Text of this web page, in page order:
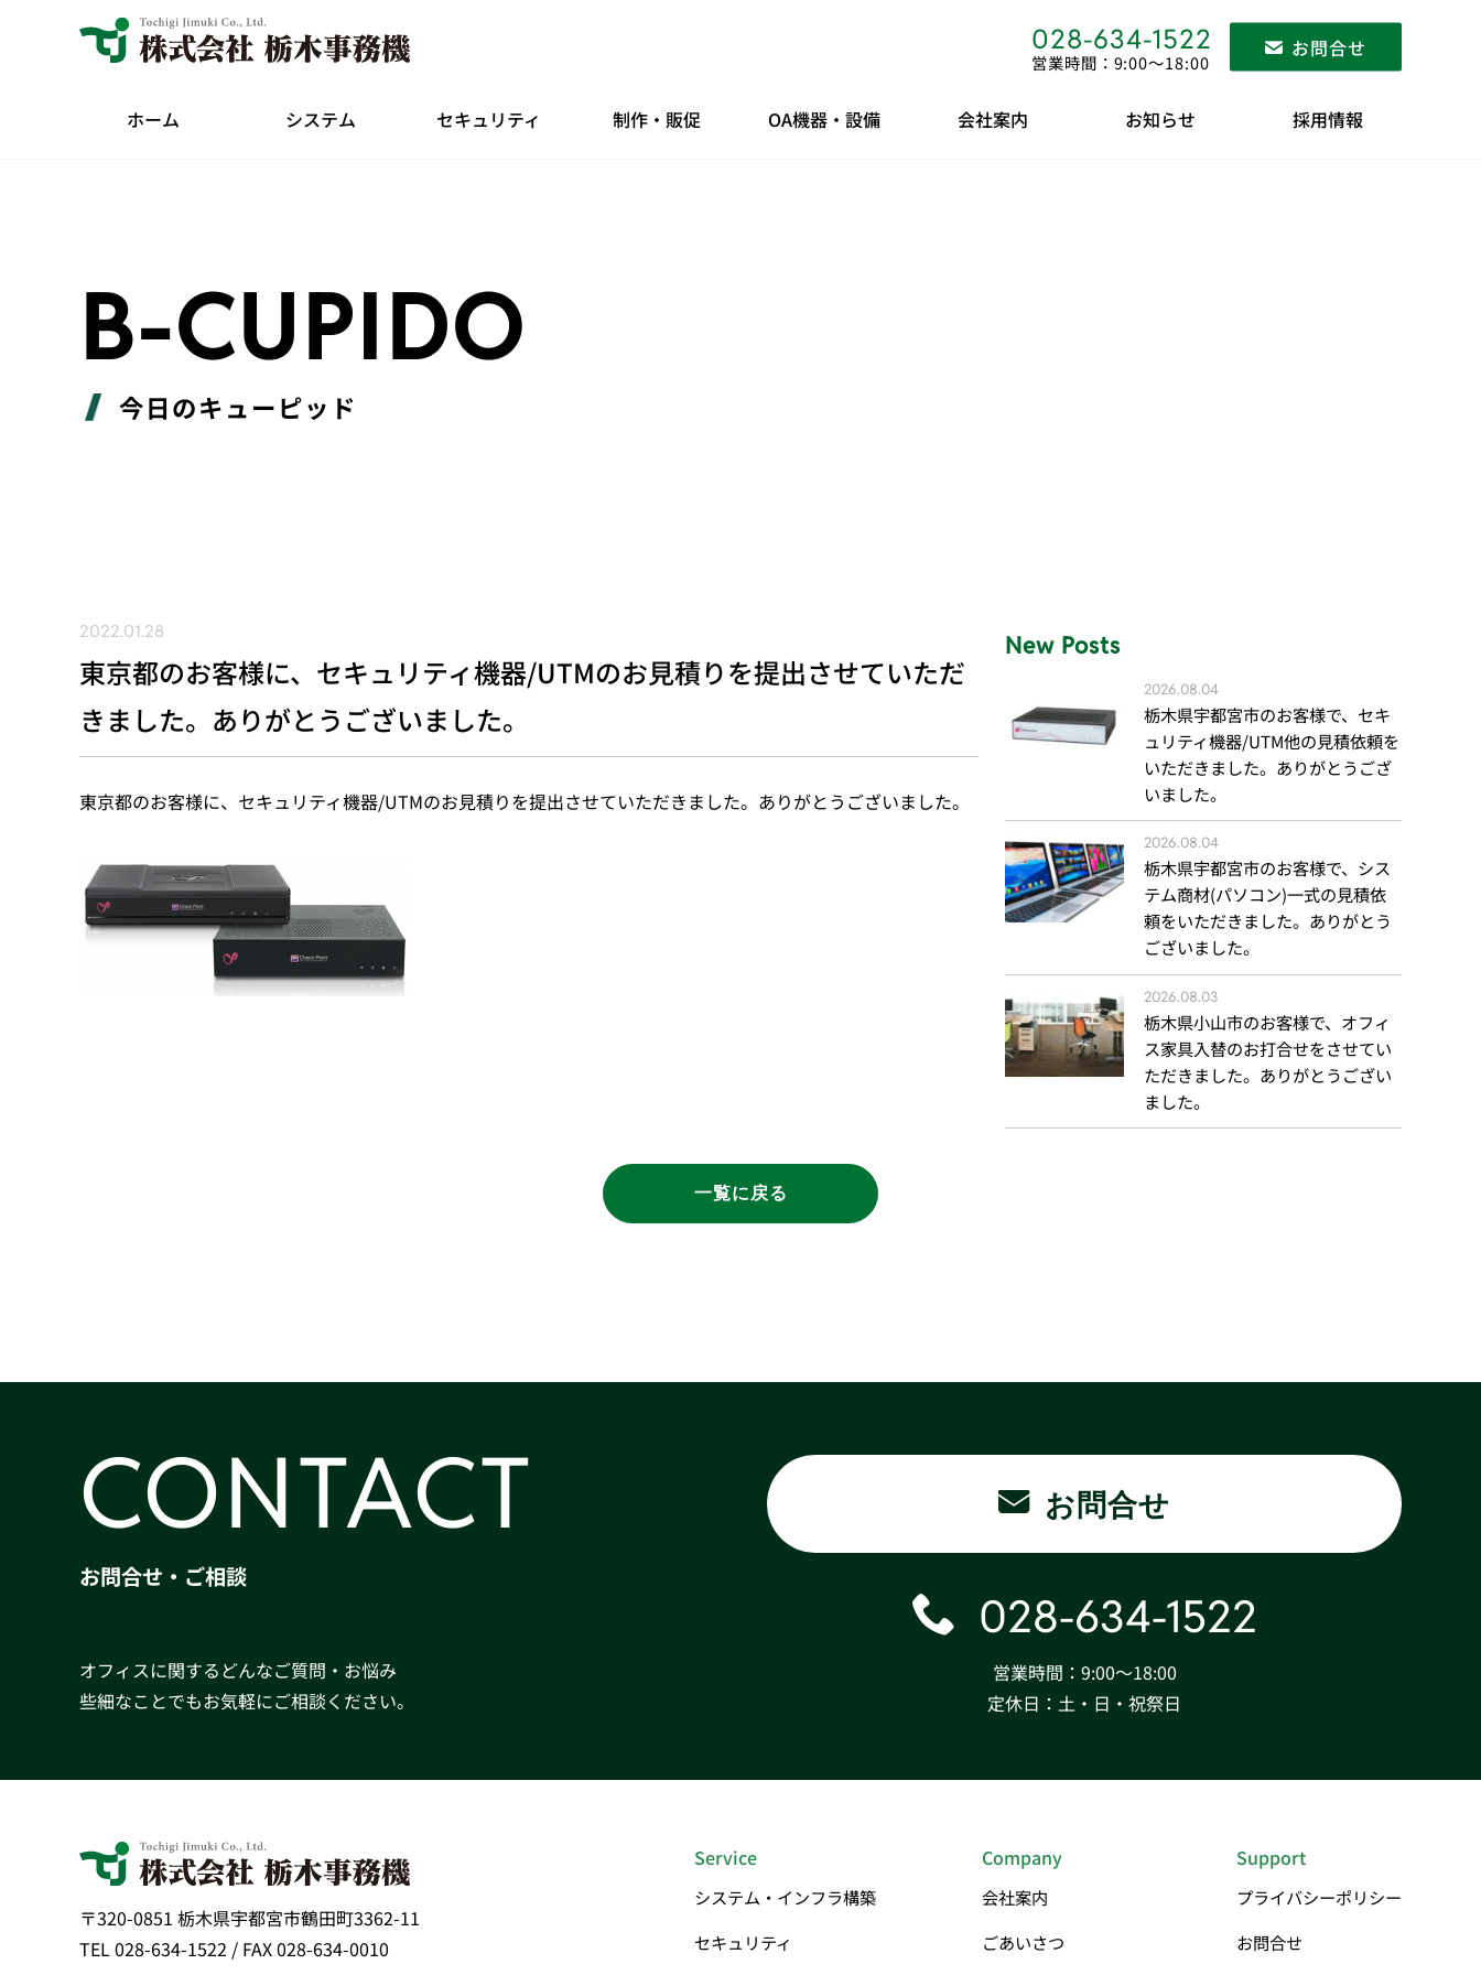
028-634-1522
営業時間：9:00〜18:00
お問合せ
ホーム システム セキュリティ 制作・販促 OA機器・設備 会社案内 お知らせ 採用情報
B-CUPIDO
今日のキューピッド
2022.01.28
東京都のお客様に、セキュリティ機器/UTMのお見積りを提出させていただ
きました。ありがとうございました。
東京都のお客様に、セキュリティ機器/UTMのお見積りを提出させていただきました。ありがとうございました。
New Posts
2026.08.04
栃木県宇都宮市のお客様で、セキ
ュリティ機器/UTM他の見積依頼を
いただきました。ありがとうござ
いました。
2026.08.04
栃木県宇都宮市のお客様で、シス
テム商材(パソコン)一式の見積依
頼をいただきました。ありがとう
ございました。
2026.08.03
栃木県小山市のお客様で、オフィ
ス家具入替のお打合せをさせてい
ただきました。ありがとうござい
ました。
一覧に戻る
CONTACT
お問合せ・ご相談
オフィスに関するどんなご質問・お悩み
些細なことでもお気軽にご相談ください。
お問合せ
028-634-1522
営業時間：9:00〜18:00
定休日：土・日・祝祭日
〒320-0851 栃木県宇都宮市鶴田町3362-11
TEL 028-634-1522 / FAX 028-634-0010
Service
システム・インフラ構築
セキュリティ
Company
会社案内
ごあいさつ
Support
プライバシーポリシー
お問合せ